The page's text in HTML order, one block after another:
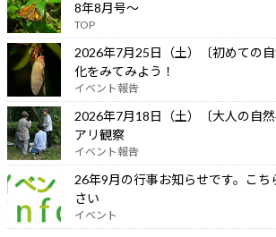
8年8月号～
TOP
2026年7月25日（土）〔初めての
化をみてみよう！
イベント報告
2026年7月18日（土）〔大人の自
アリ観察
イベント報告
26年9月の行事お知らせです。こち
さい
イベント